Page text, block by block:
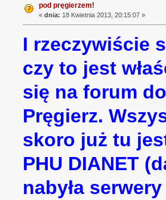
pod pręgierzem!
« dnia: 18 Kwietnia 2013, 20:15:07 »
I rzeczywiście
czy to jest
się na forum
Pręgierz.
skoro już tu
PHU DIANET
nabyła